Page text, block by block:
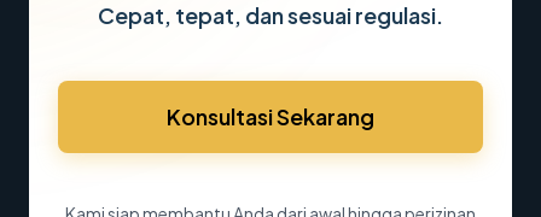
Cepat, tepat, dan sesuai regulasi.
Konsultasi Sekarang